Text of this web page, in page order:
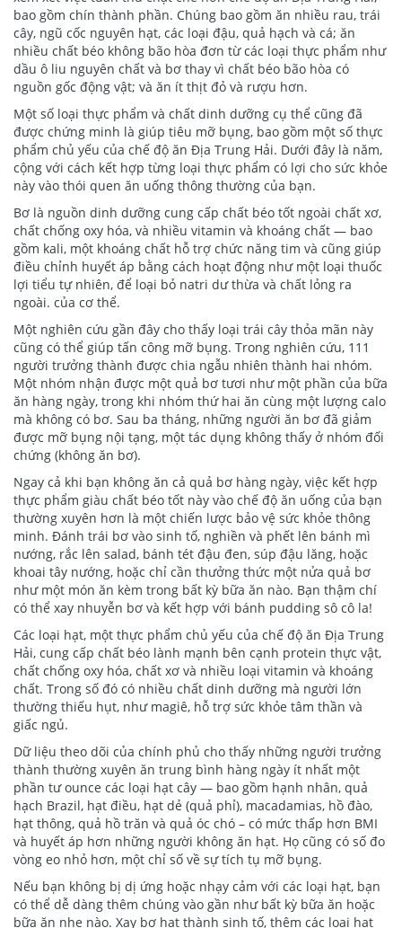
bao gồm chín thành phần. Chúng bao gồm ăn nhiều rau, trái
cây, ngũ cốc nguyên hạt, các loại đậu, quả hạch và cá; ăn
nhiều chất béo không bão hòa đơn từ các loại thực phẩm như
dầu ô liu nguyên chất và bơ thay vì chất béo bão hòa có
nguồn gốc động vật; và ăn ít thịt đỏ và rượu hơn.
Một số loại thực phẩm và chất dinh dưỡng cụ thể cũng đã
được chứng minh là giúp tiêu mỡ bụng, bao gồm một số thực
phẩm chủ yếu của chế độ ăn Địa Trung Hải. Dưới đây là năm,
cộng với cách kết hợp từng loại thực phẩm có lợi cho sức khỏe
này vào thói quen ăn uống thông thường của bạn.
Bơ là nguồn dinh dưỡng cung cấp chất béo tốt ngoài chất xơ,
chất chống oxy hóa, và nhiều vitamin và khoáng chất — bao
gồm kali, một khoáng chất hỗ trợ chức năng tim và cũng giúp
điều chỉnh huyết áp bằng cách hoạt động như một loại thuốc
lợi tiểu tự nhiên, để loại bỏ natri dư thừa và chất lỏng ra
ngoài. của cơ thể.
Một nghiên cứu gần đây cho thấy loại trái cây thỏa mãn này
cũng có thể giúp tấn công mỡ bụng. Trong nghiên cứu, 111
người trưởng thành được chia ngẫu nhiên thành hai nhóm.
Một nhóm nhận được một quả bơ tươi như một phần của bữa
ăn hàng ngày, trong khi nhóm thứ hai ăn cùng một lượng calo
mà không có bơ. Sau ba tháng, những người ăn bơ đã giảm
được mỡ bụng nội tạng, một tác dụng không thấy ở nhóm đối
chứng (không ăn bơ).
Ngay cả khi bạn không ăn cả quả bơ hàng ngày, việc kết hợp
thực phẩm giàu chất béo tốt này vào chế độ ăn uống của bạn
thường xuyên hơn là một chiến lược bảo vệ sức khỏe thông
minh. Đánh trái bơ vào sinh tố, nghiền và phết lên bánh mì
nướng, rắc lên salad, bánh tét đậu đen, súp đậu lăng, hoặc
khoai tây nướng, hoặc chỉ cần thưởng thức một nửa quả bơ
như một món ăn kèm trong bất kỳ bữa ăn nào. Bạn thậm chí
có thể xay nhuyễn bơ và kết hợp với bánh pudding sô cô la!
Các loại hạt, một thực phẩm chủ yếu của chế độ ăn Địa Trung
Hải, cung cấp chất béo lành mạnh bên cạnh protein thực vật,
chất chống oxy hóa, chất xơ và nhiều loại vitamin và khoáng
chất. Trong số đó có nhiều chất dinh dưỡng mà người lớn
thường thiếu hụt, như magiê, hỗ trợ sức khỏe tâm thần và
giấc ngủ.
Dữ liệu theo dõi của chính phủ cho thấy những người trưởng
thành thường xuyên ăn trung bình hàng ngày ít nhất một
phần tư ounce các loại hạt cây — bao gồm hạnh nhân, quả
hạch Brazil, hạt điều, hạt dẻ (quả phỉ), macadamias, hồ đào,
hạt thông, quả hồ trăn và quả óc chó – có mức thấp hơn BMI
và huyết áp hơn những người không ăn hạt. Họ cũng có số đo
vòng eo nhỏ hơn, một chỉ số về sự tích tụ mỡ bụng.
Nếu bạn không bị dị ứng hoặc nhạy cảm với các loại hạt, bạn
có thể dễ dàng thêm chúng vào gần như bất kỳ bữa ăn hoặc
bữa ăn nhẹ nào. Xay bơ hạt thành sinh tố, thêm các loại hạt